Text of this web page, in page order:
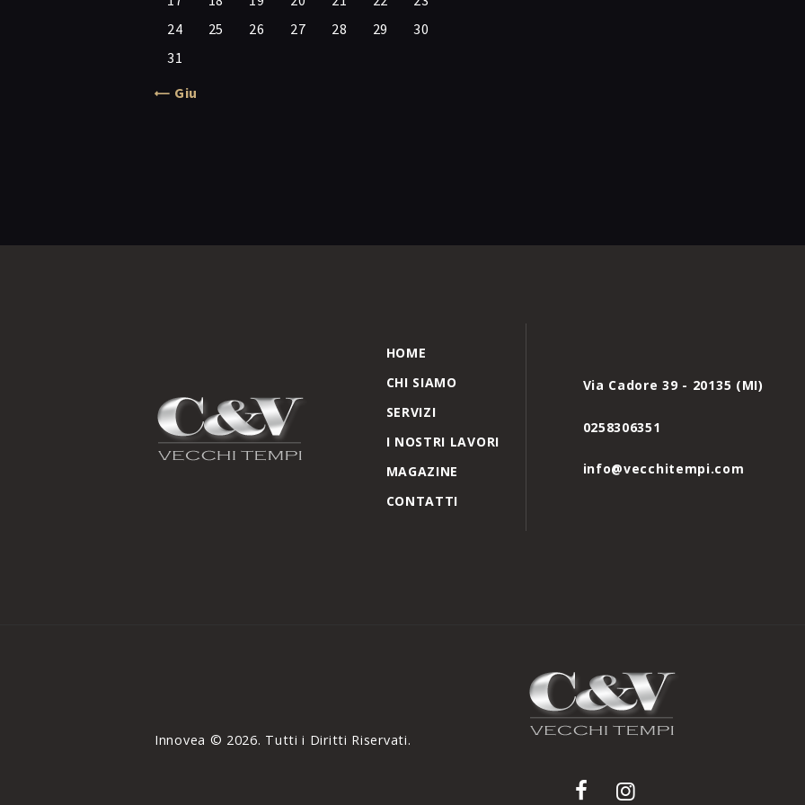
24
25 26 27 28 29
30
31
« Giu
HOME
CHI SIAMO
SERVIZI
I NOSTRI LAVORI
MAGAZINE
CONTATTI
Via Cadore 39 - 20135 (MI)
0258306351
info@vecchitempi.com
Innovea © 2026. Tutti i Diritti Riservati.